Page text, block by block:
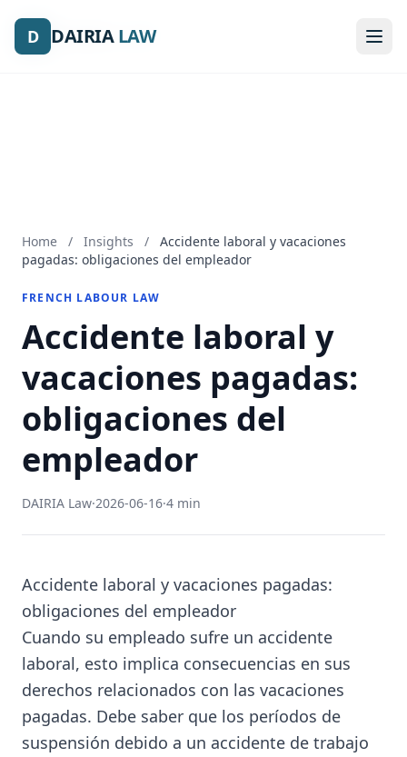
D DAIRIALAW
D DAIRIALAW
Home / Insights /
Accidente laboral y vacaciones
pagadas: obligaciones del empleador
FRENCH LABOUR LAW
Accidente laboral y
vacaciones pagadas:
obligaciones del
empleador
DAIRIA Law·2026-06-16·4 min
Accidente laboral y vacaciones pagadas:
obligaciones del empleador
Cuando su empleado sufre un accidente
laboral, esto implica consecuencias en sus
derechos relacionados con las vacaciones
pagadas. Debe saber que los períodos de
suspensión debido a un accidente de trabajo